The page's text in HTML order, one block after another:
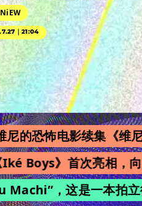
NiEW
｜21:04
续集《维尼熊之熊山
首次亮相，向日本特撮
这是一本拍立得画册